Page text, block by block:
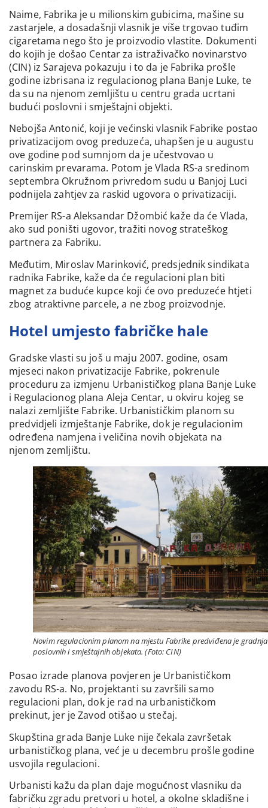
Naime, Fabrika je u milionskim gubicima, mašine su
zastarjele, a dosadašnji vlasnik je više trgovao tuđim
cigaretama nego što je proizvodio vlastite. Dokumenti
do kojih je došao Centar za istraživačko novinarstvo
(CIN) iz Sarajeva pokazuju i to da je Fabrika prošle
godine izbrisana iz regulacionog plana Banje Luke, te
da su na njenom zemljištu u centru grada ucrtani
budući poslovni i smještajni objekti.
Nebojša Antonić, koji je većinski vlasnik Fabrike postao
privatizacijom ovog preduzeća, uhapšen je u augustu
ove godine pod sumnjom da je učestvovao u
carinskim prevarama. Potom je Vlada RS-a sredinom
septembra Okružnom privredom sudu u Banjoj Luci
podnijela zahtjev za raskid ugovora o privatizaciji.
Premijer RS-a Aleksandar Džombić kaže da će Vlada,
ako sud poništi ugovor, tražiti novog strateškog
partnera za Fabriku.
Međutim, Miroslav Marinković, predsjednik sindikata
radnika Fabrike, kaže da će regulacioni plan biti
magnet za buduće kupce koji će ovo preduzeće htjeti
zbog atraktivne parcele, a ne zbog proizvodnje.
Hotel umjesto fabričke hale
Gradske vlasti su još u maju 2007. godine, osam
mjeseci nakon privatizacije Fabrike, pokrenule
proceduru za izmjenu Urbanističkog plana Banje Luke
i Regulacionog plana Aleja Centar, u okviru kojeg se
nalazi zemljište Fabrike. Urbanističkim planom su
predvidjeli izmještanje Fabrike, dok je regulacionim
određena namjena i veličina novih objekata na
njenom zemljištu.
Novim regulacionim planom na mjestu Fabrike predviđena je gradnja
poslovnih i smještajnih objekata. (Foto: CIN)
Posao izrade planova povjeren je Urbanističkom
zavodu RS-a. No, projektanti su završili samo
regulacioni plan, dok je rad na urbanističkom
prekinut, jer je Zavod otišao u stečaj.
Skupština grada Banje Luke nije čekala završetak
urbanističkog plana, već je u decembru prošle godine
usvojila regulacioni.
Urbanisti kažu da plan daje mogućnost vlasniku da
fabričku zgradu pretvori u hotel, a okolne skladišne i